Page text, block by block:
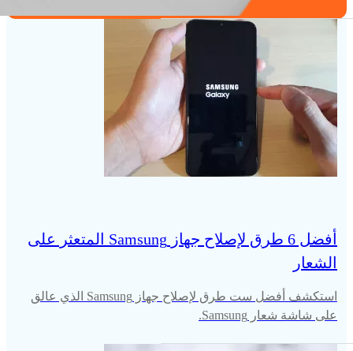
أفضل 6 طرق لإصلاح جهاز Samsung المتعثر على
الشعار
استكشف أفضل ست طرق لإصلاح جهاز Samsung الذي عالق
على شاشة شعار Samsung.